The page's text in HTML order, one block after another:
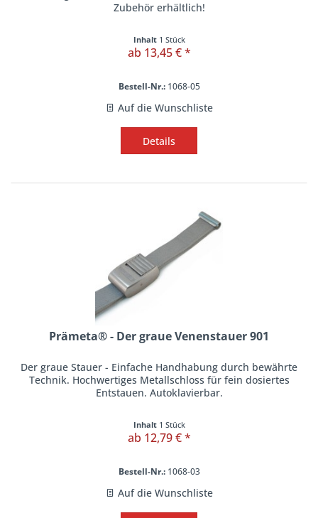
Zubehör erhältlich!
Inhalt 1 Stück
ab 13,45 € *
Bestell-Nr.:1068-05
Auf die Wunschliste
Details
Prämeta® - Der graue Venenstauer 901
Der graue Stauer - Einfache Handhabung durch bewährte
Technik. Hochwertiges Metallschloss für fein dosiertes
Entstauen. Autoklavierbar.
Inhalt 1 Stück
ab 12,79 € *
Bestell-Nr.:1068-03
Auf die Wunschliste